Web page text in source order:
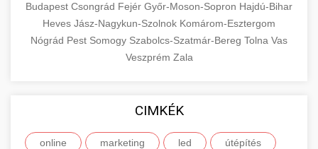
Budapest Csongrád Fejér Győr-Moson-Sopron Hajdú-Bihar
Heves Jász-Nagykun-Szolnok Komárom-Esztergom
Nógrád Pest Somogy Szabolcs-Szatmár-Bereg Tolna Vas
Veszprém Zala
CIMKÉK
online marketing led útépítés